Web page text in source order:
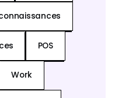
POS
Work